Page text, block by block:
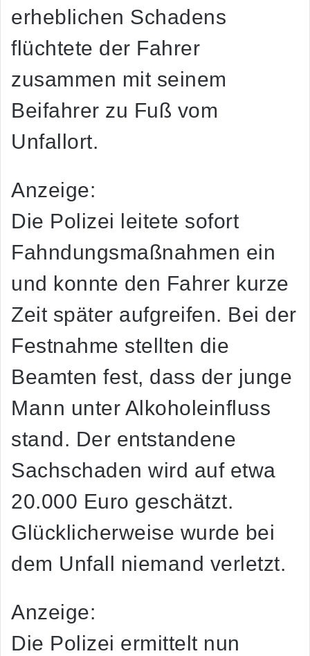
erheblichen Schadens
flüchtete der Fahrer
zusammen mit seinem
Beifahrer zu Fuß vom
Unfallort.
Anzeige:
Die Polizei leitete sofort
Fahndungsmaßnahmen ein
und konnte den Fahrer kurze
Zeit später aufgreifen. Bei der
Festnahme stellten die
Beamten fest, dass der junge
Mann unter Alkoholeinfluss
stand. Der entstandene
Sachschaden wird auf etwa
20.000 Euro geschätzt.
Glücklicherweise wurde bei
dem Unfall niemand verletzt.
Anzeige:
Die Polizei ermittelt nun